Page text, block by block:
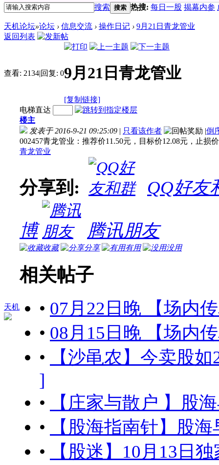
搜索 搜索 热搜: 每日一股 揭幕内参
天机论坛»论坛 › 信息交流 › 操作日记 › 9月21日青龙管业
返回列表
查看: 2134|回复: 09月21日青龙管业
[复制链接]
天机
电梯直达
楼主
发表于 2016-9-21 09:25:09 | 只看该作者 |倒
002457青龙管业：推荐价11.50元，目标价12.08元，止损
青龙管业
分享到: QQ好友
博 腾讯朋友
收藏 分享 有用 没用
相关帖子
• 07月22日晚 【场内
• 08月15日晚 【场内
•
【沙黾农】今卖股
]
•
【庄家与散户 】股
•
【股海指南针】股
•
【股迷】10月13日